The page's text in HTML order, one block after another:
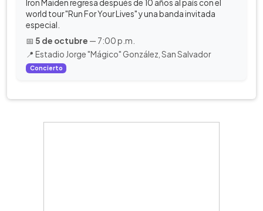
Iron Maiden regresa después de 10 años al país con el
world tour "Run For Your Lives" y una banda invitada
especial.
📅 5 de octubre — 7:00 p.m.
📍 Estadio Jorge "Mágico" González, San Salvador
Concierto